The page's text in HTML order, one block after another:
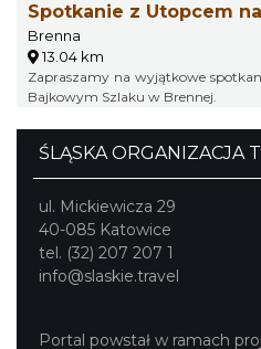
Spotkanie z Utopcem
Brenna
13.04 km
Zapraszamy na wyjątkowe
Bajkowym Szlaku w Brennej.
ŚLĄSKA ORGANIZACJA
ul. Mickiewicza 29
40-085 Katowice
tel. (32) 207 207 1
info@slaskie.travel
Portal powstał w ramach